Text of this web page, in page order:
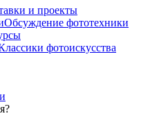
и проекты
Обсуждение фототехники
фотоискусства